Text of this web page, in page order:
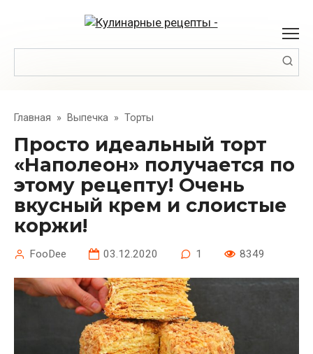
Главная » Выпечка » Торты
Просто идеальный торт
«Наполеон» получается по
этому рецепту! Очень
вкусный крем и слоистые
коржи!
FooDee 03.12.2020 1 8349